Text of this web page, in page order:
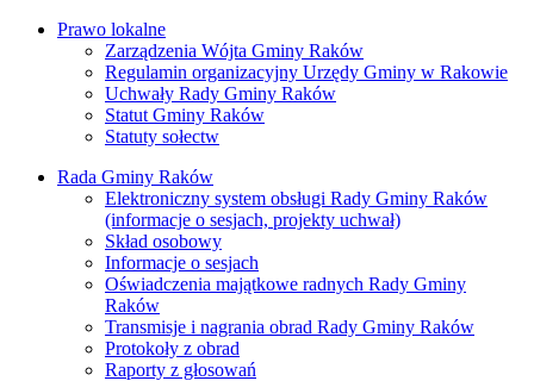
Prawo lokalne
Zarządzenia Wójta Gminy Raków
Regulamin organizacyjny Urzędy Gminy w Rakowie
Uchwały Rady Gminy Raków
Statut Gminy Raków
Statuty sołectw
Rada Gminy Raków
Elektroniczny system obsługi Rady Gminy Raków
(informacje o sesjach, projekty uchwał)
Skład osobowy
Informacje o sesjach
Oświadczenia majątkowe radnych Rady Gminy
Raków
Transmisje i nagrania obrad Rady Gminy Raków
Protokoły z obrad
Raporty z głosowań